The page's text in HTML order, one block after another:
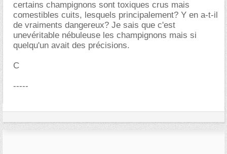
certains champignons sont toxiques crus mais
comestibles cuits, lesquels principalement? Y en a-t-il
de vraiments dangereux? Je sais que c'est
unevéritable nébuleuse les champignons mais si
quelqu'un avait des précisions.
C
-----